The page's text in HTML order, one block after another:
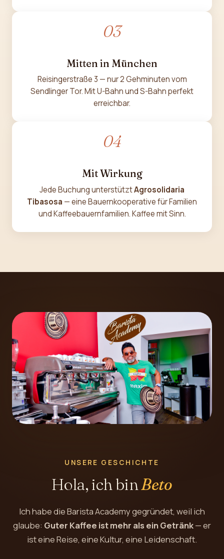
03
Mitten in München
Reisingerstraße 3 — nur 2 Gehminuten vom
Sendlinger Tor. Mit U-Bahn und S-Bahn perfekt
erreichbar.
04
Mit Wirkung
Jede Buchung unterstütztAgrosolidaria
Tibasosa — eine Bauernkooperative für Familien
und Kaffee­bauern­familien. Kaffee mit Sinn.
UNSERE GESCHICHTE
Hola, ich binBeto
Ich habe die Barista Academy gegründet, weil ich
glaube: Guter Kaffee ist mehr als ein Getränk— er
ist eine Reise, eine Kultur, eine Leidenschaft.